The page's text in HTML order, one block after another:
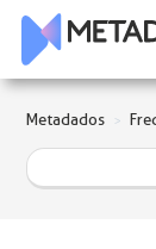
Metadados